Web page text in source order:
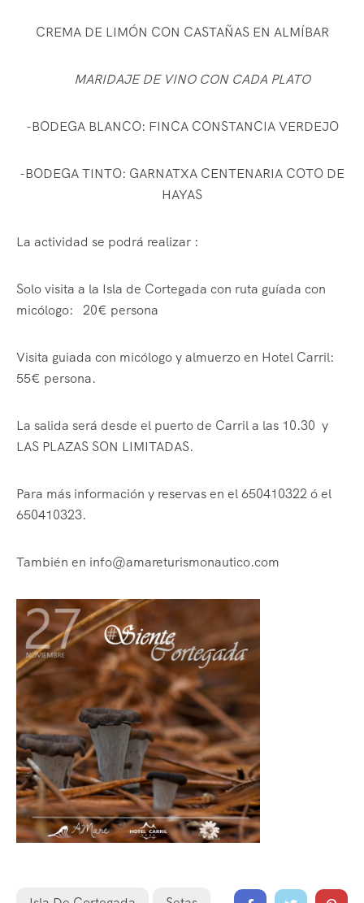
CREMA DE LIMÓN CON CASTAÑAS EN ALMÍBAR
MARIDAJE DE VINO CON CADA PLATO
-BODEGA BLANCO: FINCA CONSTANCIA VERDEJO
-BODEGA TINTO: GARNATXA CENTENARIA COTO DE
HAYAS
La actividad se podrá realizar :
Solo visita a la Isla de Cortegada con ruta guíada con
micólogo: 20€ persona
Visita guiada con micólogo y almuerzo en Hotel Carril:
55€ persona.
La salida será desde el puerto de Carril a las 10.30 y
LAS PLAZAS SON LIMITADAS.
Para más información y reservas en el 650410322 ó el
650410323.
También en info@amareturismonautico.com